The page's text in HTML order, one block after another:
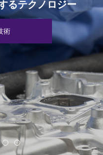
るテクノロジー
術
声
製品